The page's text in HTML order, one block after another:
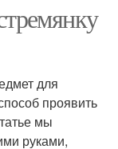
для
проявить
мы
руками,